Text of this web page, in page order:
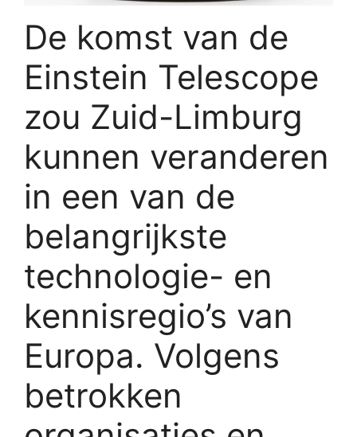
De komst van de
Einstein Telescope
zou Zuid-Limburg
kunnen veranderen
in een van de
belangrijkste
technologie- en
kennisregio’s van
Europa. Volgens
betrokken